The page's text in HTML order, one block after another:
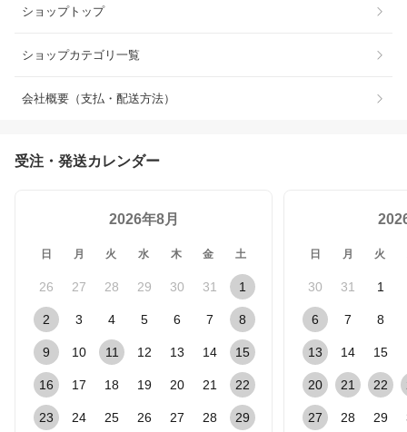
ショップトップ
ショップカテゴリ一覧
会社概要（支払・配送方法）
受注・発送カレンダー
2026年8月
日 月 火 水 木 金 土
26 27 28 29 30 31 1
2 3 4 5 6 7 8
9 10 11 12 13 14 15
16 17 18 19 20 21 22
23 24 25 26 27 28 29
日 月 火
30 31 1
6 7 8
13 14 15
20 21 22
27 28 29